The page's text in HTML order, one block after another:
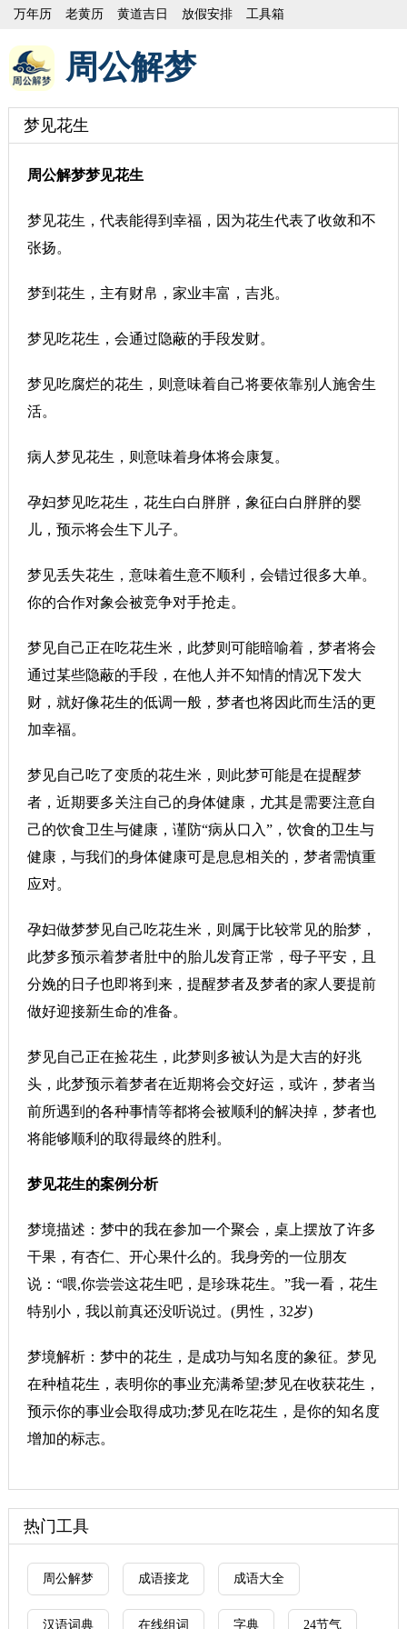
万年历 老黄历 黄道吉日 放假安排 工具箱
周公解梦
梦见花生
周公解梦梦见花生
梦见花生，代表能得到幸福，因为花生代表了收敛和不
张扬。
梦到花生，主有财帛，家业丰富，吉兆。
梦见吃花生，会通过隐蔽的手段发财。
梦见吃腐烂的花生，则意味着自己将要依靠别人施舍生
活。
病人梦见花生，则意味着身体将会康复。
孕妇梦见吃花生，花生白白胖胖，象征白白胖胖的婴
儿，预示将会生下儿子。
梦见丢失花生，意味着生意不顺利，会错过很多大单。
你的合作对象会被竞争对手抢走。
梦见自己正在吃花生米，此梦则可能暗喻着，梦者将会
通过某些隐蔽的手段，在他人并不知情的情况下发大
财，就好像花生的低调一般，梦者也将因此而生活的更
加幸福。
梦见自己吃了变质的花生米，则此梦可能是在提醒梦
者，近期要多关注自己的身体健康，尤其是需要注意自
己的饮食卫生与健康，谨防“病从口入”，饮食的卫生与
健康，与我们的身体健康可是息息相关的，梦者需慎重
应对。
孕妇做梦梦见自己吃花生米，则属于比较常见的胎梦，
此梦多预示着梦者肚中的胎儿发育正常，母子平安，且
分娩的日子也即将到来，提醒梦者及梦者的家人要提前
做好迎接新生命的准备。
梦见自己正在捡花生，此梦则多被认为是大吉的好兆
头，此梦预示着梦者在近期将会交好运，或许，梦者当
前所遇到的各种事情等都将会被顺利的解决掉，梦者也
将能够顺利的取得最终的胜利。
梦见花生的案例分析
梦境描述：梦中的我在参加一个聚会，桌上摆放了许多
干果，有杏仁、开心果什么的。我身旁的一位朋友
说：“喂,你尝尝这花生吧，是珍珠花生。”我一看，花生
特别小，我以前真还没听说过。(男性，32岁)
梦境解析：梦中的花生，是成功与知名度的象征。梦见
在种植花生，表明你的事业充满希望;梦见在收获花生，
预示你的事业会取得成功;梦见在吃花生，是你的知名度
增加的标志。
热门工具
周公解梦 成语接龙 成语大全
汉语词典 在线组词 字典 24节气